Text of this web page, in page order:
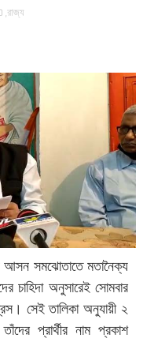
,রাজ্য
আসন সমঝোতাতে মতানৈক্য
চাহিদা অনুসারেই সোমবার
সেই তালিকা অনুযায়ী ২
প্রার্থীর নাম প্রকাশ